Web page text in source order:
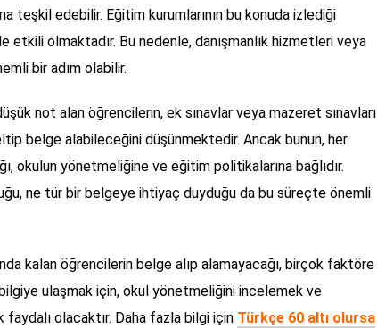
teşkil edebilir. Eğitim kurumlarının bu konuda izlediği
etkili olmaktadır. Bu nedenle, danışmanlık hizmetleri veya
bir adım olabilir.
not alan öğrencilerin, ek sınavlar veya mazeret sınavları
belge alabileceğini düşünmektedir. Ancak bunun, her
okulun yönetmeliğine ve eğitim politikalarına bağlıdır.
ne tür bir belgeye ihtiyaç duyduğu da bu süreçte önemli
kalan öğrencilerin belge alıp alamayacağı, birçok faktöre
bilgiye ulaşmak için, okul yönetmeliğini incelemek ve
olacaktır. Daha fazla bilgi için Türkçe 60 altı olursa